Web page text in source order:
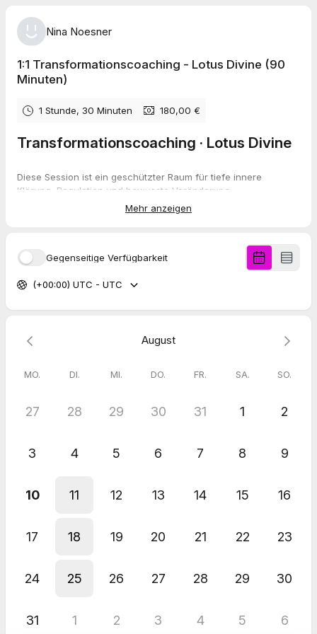
Nina Noesner
1:1 Transformationscoaching - Lotus Divine (90
Minuten)
1 Stunde, 30 Minuten 180,00 €
Transformationscoaching · Lotus Divine
Diese Session ist ein geschützter Raum für tiefe innere
Klärung, Regulation und bewusste Veränderung.
Im Mittelpunkt stehen dein Körper, dein Nervensystem und das,
was sich im Moment zeigen möchte.
Wir arbeiten präsent, körpernah und ohne Leistungsdruck.
Spannungen dürfen sich lösen, Gefühle dürfen da sein, ohne
Veränderung entsteht aus Sicherheit, nicht aus Druck.
Das Transformationscoaching eignet sich besonders in Phasen
innerer Unruhe oder Überforderung
Rahmen
Investition: 180 €
Mehr anzeigen
Gegenseitige Verfügbarkeit
(+00:00) UTC - UTC
August
MO. DI. MI. DO. FR. SA. SO.
27 28 29 30 31 1 2
3 4 5 6 7 8 9
10 11 12 13 14 15 16
17 18 19 20 21 22 23
24 25 26 27 28 29 30
31 1 2 3 4 5 6